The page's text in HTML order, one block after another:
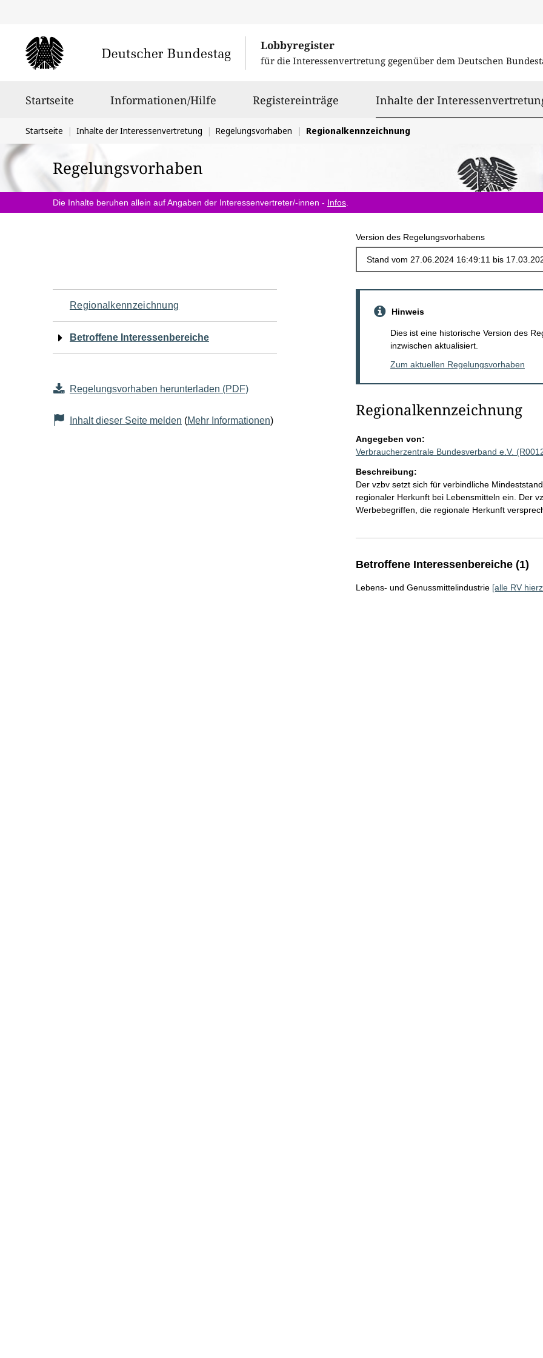
Lobbyregister
für die Interessenvertretung gegenüber dem Deutschen
Startseite Informationen/Hilfe Registereinträge Inhalte der
Sie
befinden
sich
hier:
Startseite Inhalte der Interessenvertretung Regelungsvorhaben Regionalkennzeichnung
Regelungsvorhaben
Die Inhalte beruhen allein auf Angaben der Interessenvertreter/-innen - Infos
Version des Regelungsvorhabens
Navigation
für
Seiteninhalt
Regionalkennzeichnung
Betroffene Interessenbereiche
Regelungsvorhaben herunterladen (PDF)
Inhalt dieser Seite melden (Mehr Informationen)
Hinweis
Dies ist eine historische Version des
inzwischen aktualisiert.
Zum aktuellen Regelungsvorhaben
Regionalkennzeichnung
Angegeben von:
Verbraucherzentrale Bundesverband e.V.
Beschreibung:
Der vzbv setzt sich für verbindliche
regionaler Herkunft bei Lebensmitteln ein. Der
Werbebegriffen, die regionale Herkunft
Betroffene Interessenbereiche (1)
Lebens- und Genussmittelindustrie [alle RV